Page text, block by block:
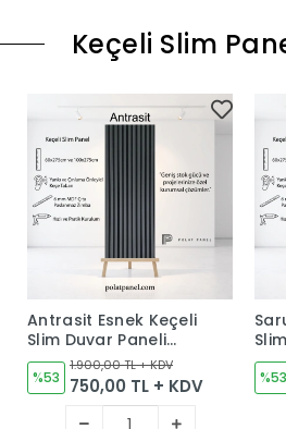
Keçeli Slim
Antrasit Esnek Keçeli
Slim Duvar Paneli
60cm
%53
1.900,00 TL + KDV
750,00 TL + KDV %53